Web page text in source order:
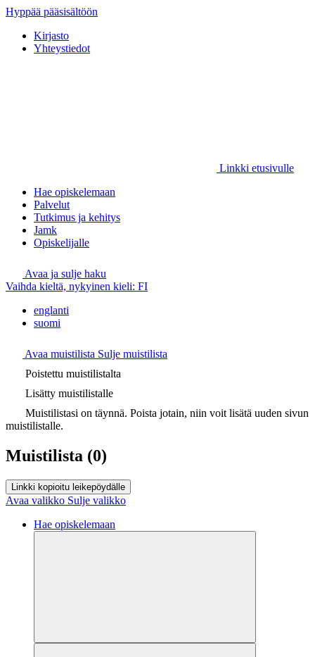
Hyppää pääsisältöön
Kirjasto
Yhteystiedot
Linkki etusivulle
Hae opiskelemaan
Palvelut
Tutkimus ja kehitys
Jamk
Opiskelijalle
Avaa ja sulje haku
Vaihda kieltä, nykyinen kieli: FI
englanti
suomi
Avaa muistilista Sulje muistilista
Poistettu muistilistalta
Lisätty muistilistalle
Muistilistasi on täynnä. Poista jotain, niin voit lisätä uuden sivun
muistilistalle.
Muistilista (0)
Linkki kopioitu leikepöydälle
Avaa valikko Sulje valikko
Hae opiskelemaan